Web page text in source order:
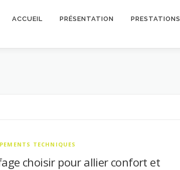
ACCUEIL PRÉSENTATION PRESTATIONS
TECHNIQUES
choisir pour allier confort et